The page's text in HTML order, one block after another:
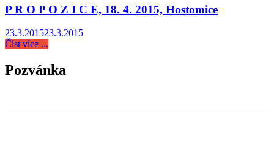
P R O P O Z I C E, 18. 4. 2015, Hostomice
23.3.201523.3.2015
Číst více ...
Pozvánka